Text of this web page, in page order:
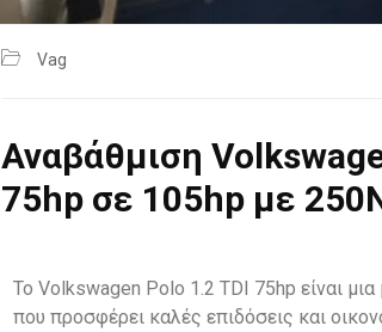
Vag
Αναβάθμιση
75hp σε 105hp με
Το Volkswagen Polo 1.2 TDI 75hp είναι
που προσφέρει καλές επιδόσεις και